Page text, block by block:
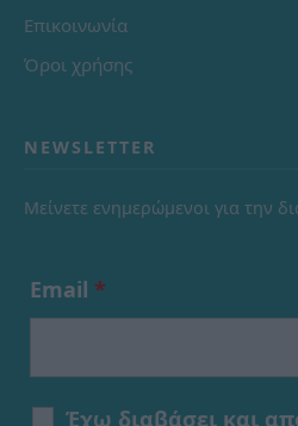
Επικοινωνία
Όροι χρήσης
NEWSLETTER
Μείνετε ενημερώμενοι για την
Email *
Έχω διαβάσει και